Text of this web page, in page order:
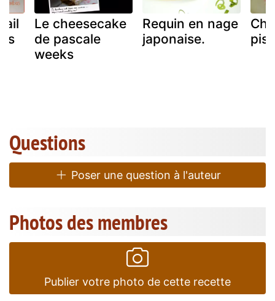
ail
Le cheesecake
de pascale
weeks
Requin en nage
japonaise.
Questions
Poser une question à l'auteur
Photos des membres
Publier votre photo de cette recette